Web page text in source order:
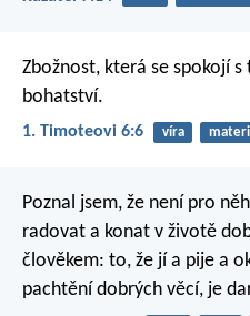
Zbožnost, která se spokojí
bohatství.
1. Timoteovi 6:6 víra
Poznal jsem, že není pro
radovat a konat v životě
člověkem: to, že jí a pije a
pachtění dobrých věcí, je